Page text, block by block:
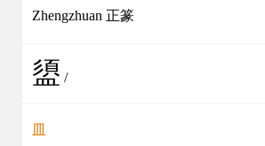
Zhengzhuan 正篆
盨 /
皿